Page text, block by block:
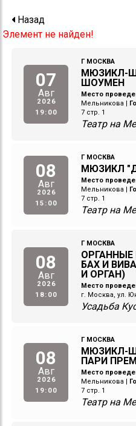
Назад
Элемент не найден!
07
Авг
2026
19:00
Г МОСКВА
МЮЗИКЛ-
ШОУМЕН
Место
Мельникова
7 стр. 1
Театр на
08
Авг
2026
15:00
Г МОСКВА
МЮЗИКЛ
Место
Мельникова
7 стр. 1
Театр на
08
Авг
2026
18:00
Г МОСКВА
ОРГАННЫЕ
БАХ И
И ОРГАН)
Место
г. Москва, ул.
Усадьба
08
Авг
2026
19:00
Г МОСКВА
МЮЗИКЛ-
ПАРИ
Место
Мельникова
7 стр. 1
Театр на